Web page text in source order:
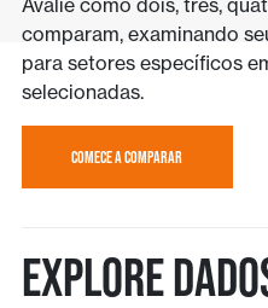
comparam, examinando
para setores específicos
selecionadas.
COMECE A COMPARAR
Explore